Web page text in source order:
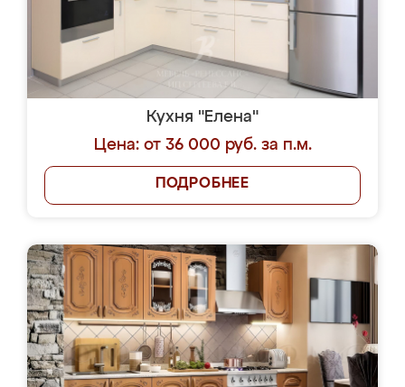
Кухня "Елена"
Цена: от 36 000 руб. за п.м.
ПОДРОБНЕЕ